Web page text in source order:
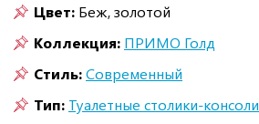
Цвет: Беж, золотой
Коллекция: ПРИМО Голд
Стиль:Современный
Тип: Туалетные столики-консоли